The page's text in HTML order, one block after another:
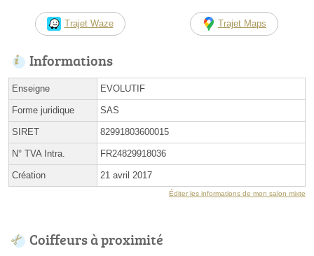
Trajet Waze Trajet Maps
Informations
Enseigne EVOLUTIF
Forme juridique SAS
SIRET 82991803600015
N° TVA Intra. FR24829918036
Création 21 avril 2017
Éditer les informations de mon salon mixte
Coiffeurs à proximité